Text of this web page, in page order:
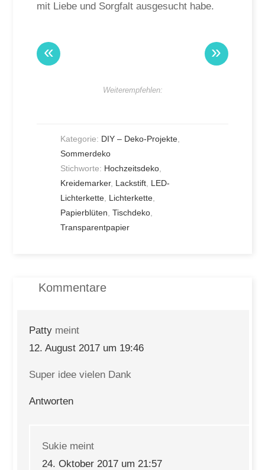
mit Liebe und Sorgfalt ausgesucht habe.
« »
Weiterempfehlen:
Kategorie: DIY – Deko-Projekte
Sommerdeko
Stichworte: Hochzeitsdeko
Kreidemarker, Lackstift LED-
Lichterkette Lichterkette
Papierblüten ,Tischdeko
Transparentpapier
Kommentare
Patty meint
12. August 2017 um 19:46
Super idee vielen Dank
Antworten
Sukie meint
24. Oktober 2017 um 21:57